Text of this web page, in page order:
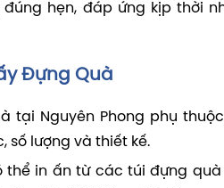
hẹn, đáp ứng kịp thời
Đựng Quà
tại Nguyên Phong phụ
số lượng và thiết kế.
thể in ấn từ các túi đựng